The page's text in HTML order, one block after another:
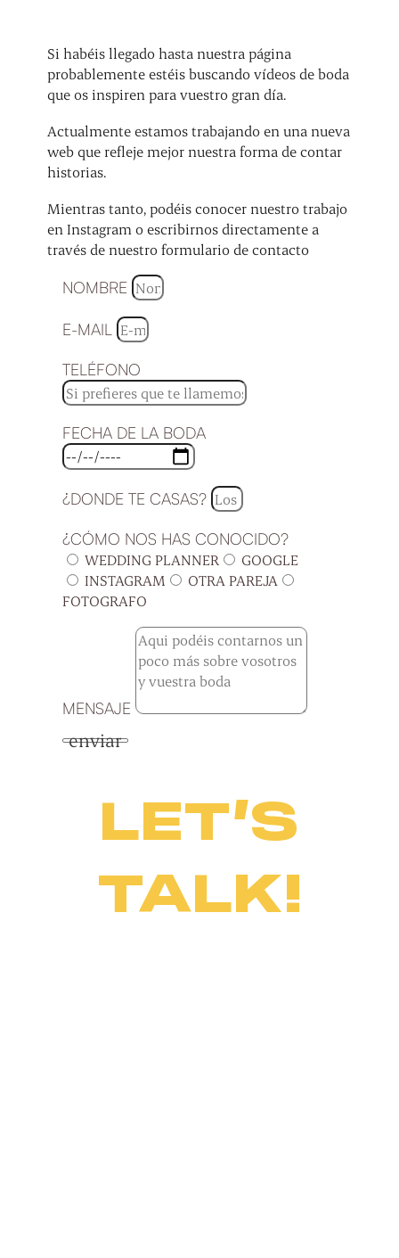
Si habéis llegado hasta nuestra página
probablemente estéis buscando vídeos de boda
que os inspiren para vuestro gran día.
Actualmente estamos trabajando en una nueva
web que refleje mejor nuestra forma de contar
historias.
Mientras tanto, podéis conocer nuestro trabajo
en Instagram o escribirnos directamente a
través de nuestro formulario de contacto
NOMBRE
E-MAIL
TELÉFONO
FECHA DE LA BODA
¿DONDE TE CASAS?
¿CÓMO NOS HAS CONOCIDO?
WEDDING PLANNER
GOOGLE
INSTAGRAM
OTRA PAREJA
FOTOGRAFO
MENSAJE
enviar
LET’S
TALK!